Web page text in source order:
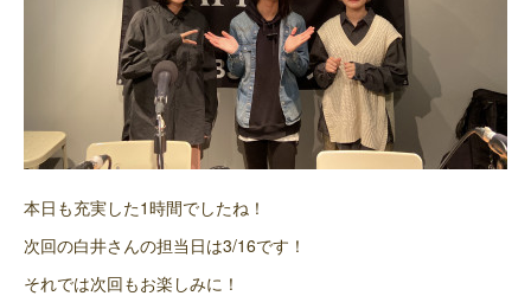
本日も充実した1時間でしたね！
次回の白井さんの担当日は3/16です！
それでは次回もお楽しみに！